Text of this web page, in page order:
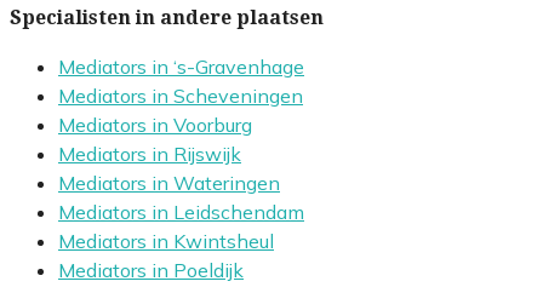
Specialisten in andere plaatsen
Mediators in ‘s-Gravenhage
Mediators in Scheveningen
Mediators in Voorburg
Mediators in Rijswijk
Mediators in Wateringen
Mediators in Leidschendam
Mediators in Kwintsheul
Mediators in Poeldijk